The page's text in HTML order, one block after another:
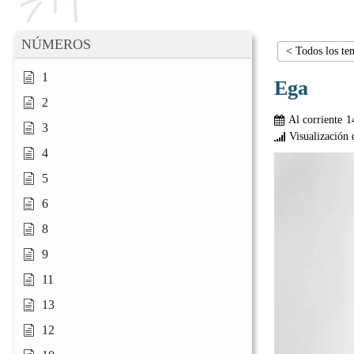
NÚMEROS
1
2
3
4
5
6
8
9
11
13
12
< Todos los
Ega
Al corriente
Visualización